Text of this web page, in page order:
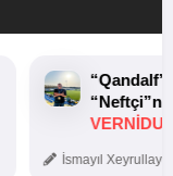
İsmayıl